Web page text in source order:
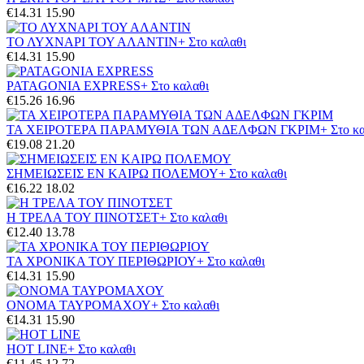
€14.31 15.90
ΤΟ ΛΥΧΝΑΡΙ ΤΟΥ ΑΛΑΝΤΙΝ+ Στο καλαθι
€14.31 15.90
PATAGONIA EXPRESS+ Στο καλαθι
€15.26 16.96
ΤΑ ΧΕΙΡΟΤΕΡΑ ΠΑΡΑΜΥΘΙΑ ΤΩΝ ΑΔΕΛΦΩΝ ΓΚΡΙΜ+ Στο
€19.08 21.20
ΣΗΜΕΙΩΣΕΙΣ ΕΝ ΚΑΙΡΩ ΠΟΛΕΜΟΥ+ Στο καλαθι
€16.22 18.02
Η ΤΡΕΛΑ ΤΟΥ ΠΙΝΟΤΣΕΤ+ Στο καλαθι
€12.40 13.78
ΤΑ ΧΡΟΝΙΚΑ ΤΟΥ ΠΕΡΙΘΩΡΙΟΥ+ Στο καλαθι
€14.31 15.90
ΟΝΟΜΑ ΤΑΥΡΟΜΑΧΟΥ+ Στο καλαθι
€14.31 15.90
HOT LINE+ Στο καλαθι